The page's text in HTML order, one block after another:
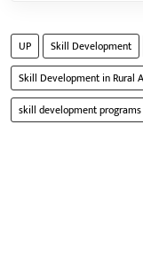
UP Skill Development
Skill Development in Rural
skill development programs